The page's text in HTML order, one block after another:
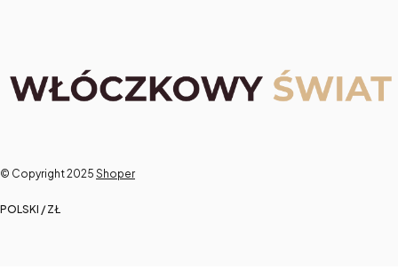
© Copyright 2025 Shoper
POLSKI / ZŁ